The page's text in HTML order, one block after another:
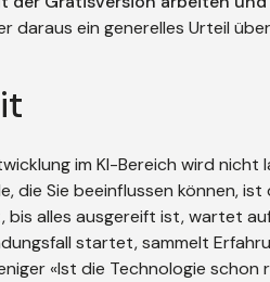
daraus ein generelles Urteil
im KI-Bereich wird
die Sie beeinflussen können,
bis alles ausgereift ist, wartet
startet, sammelt
«Ist die Technologie